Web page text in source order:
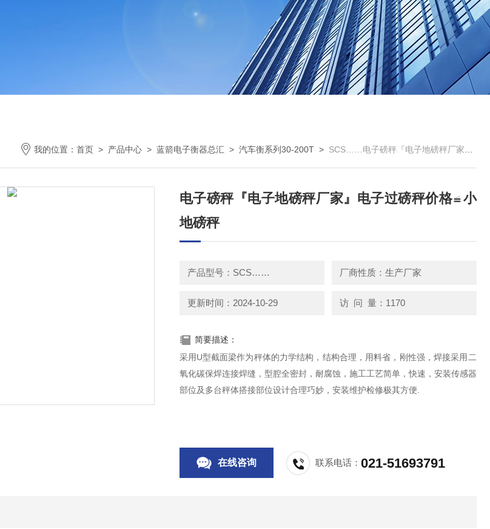
我的位置：首页 > 产品中心 >蓝箭电子衡器总汇 >汽车衡系列30-200T > SCS……电子磅秤『电子地磅秤厂家』电子过磅秤价格≌小地磅秤
电子磅秤『电子地磅秤厂家』电子过磅秤价格≌小
地磅秤
产品型号：SCS…… 厂商性质：生产厂家
更新时间：2024-10-29 访 问 量：1170
简要描述：
采用U型截面梁作为秤体的力学结构，结构合理，用料省，刚性强，焊接采用二
氧化碳保焊连接焊缝，型腔全密封，耐腐蚀，施工工艺简单，快速，安装传感器
部位及多台秤体搭接部位设计合理巧妙，安装维护检修极其方便.
在线咨询 联系电话：021-51693791